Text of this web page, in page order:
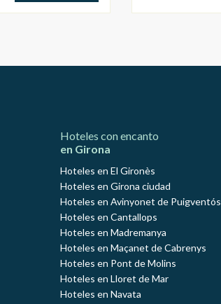
Hoteles con encanto
en Girona
Hoteles en El Gironès
Hoteles en Girona ciudad
Hoteles en Avinyonet de Puigventós
Hoteles en Cantallops
Hoteles en Madremanya
Hoteles en Maçanet de Cabrenys
Hoteles en Pont de Molins
Hoteles en Lloret de Mar
Hoteles en Navata